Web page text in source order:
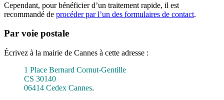
Cependant, pour bénéficier d’un traitement rapide, il est
recommandé de procéder par l’un des formulaires de contact.
Par voie postale
Écrivez à la mairie de Cannes à cette adresse :
1 Place Bernard Cornut-Gentille
CS 30140
06414 Cedex Cannes.